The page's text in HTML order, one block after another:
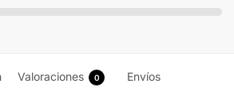
Valoraciones 0 Envíos